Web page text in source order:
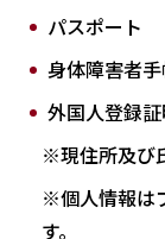
パスポート
身体障害者
外国人登録
※現住所及び
※個人情報は
す。